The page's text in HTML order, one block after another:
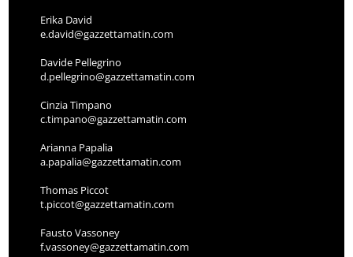
Erika David
e.david@gazzettamatin.com
Davide Pellegrino
d.pellegrino@gazzettamatin.com
Cinzia Timpano
c.timpano@gazzettamatin.com
Arianna Papalia
a.papalia@gazzettamatin.com
Thomas Piccot
t.piccot@gazzettamatin.com
Fausto Vassoney
f.vassoney@gazzettamatin.com